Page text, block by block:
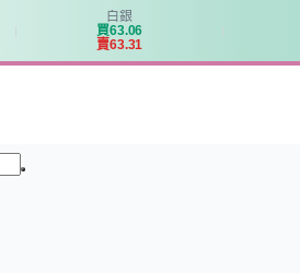
白銀
買63.06
賣63.31